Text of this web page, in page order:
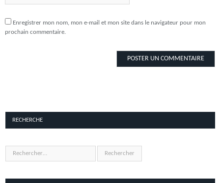
Enregistrer mon nom, mon e-mail et mon site dans le navigateur pour mon
prochain commentaire.
RECHERCHE